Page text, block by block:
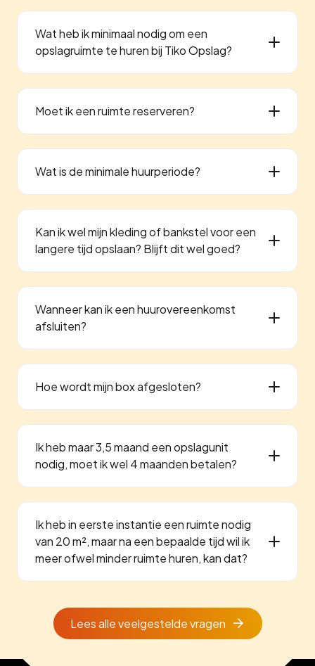
Wat heb ik minimaal nodig om een
opslagruimte te huren bij Tiko Opslag?
Moet ik een ruimte reserveren?
Wat is de minimale huurperiode?
Kan ik wel mijn kleding of bankstel voor een
langere tijd opslaan? Blijft dit wel goed?
Wanneer kan ik een huurovereenkomst
afsluiten?
Hoe wordt mijn box afgesloten?
Ik heb maar 3,5 maand een opslagunit
nodig, moet ik wel 4 maanden betalen?
Ik heb in eerste instantie een ruimte nodig
van 20 m², maar na een bepaalde tijd wil ik
meer ofwel minder ruimte huren, kan dat?
Lees alle veelgestelde vragen